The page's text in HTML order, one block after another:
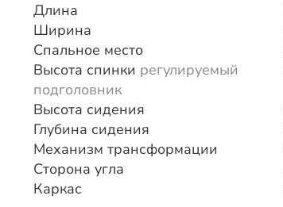
Длина
Ширина
Спальное место
Высота спинки регулируемый
подголовник
Высота сидения
Глубина сидения
Механизм трансформации
Сторона угла
Каркас